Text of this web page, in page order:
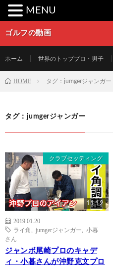
ゴルフの動画
ホーム 世界のトッププロ・男子
HOME タグ：jumgerジャンガー
タグ：jumgerジャンガー
クラブセッティング
11:12
2019.01.20
ライ角
jumgerジャンガー
小暮
さん
ジャンボ尾崎プロのキャデ
ィ・小暮さんが沖野克文プロ
MENU